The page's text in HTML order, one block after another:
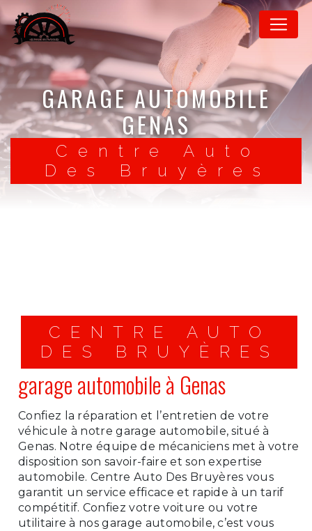
GARAGE AUTOMOBILE
GENAS
Centre Auto
Des Bruyères
CENTRE AUTO
DES BRUYÈRES
garage automobile à Genas
Confiez la réparation et l’entretien de votre
véhicule à notre garage automobile, situé à
Genas. Notre équipe de mécaniciens met à votre
disposition son savoir-faire et son expertise
automobile. Centre Auto Des Bruyères vous
garantit un service efficace et rapide à un tarif
compétitif. Confiez votre voiture ou votre
utilitaire à nos garage automobile, c’est vous
Panneau de gestion des cookies